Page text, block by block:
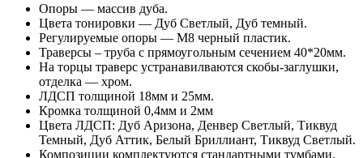
Опоры — массив дуба.
Цвета тонировки — Дуб Светлый, Дуб темный.
Регулируемые опоры — М8 черный пластик.
Траверсы – труба с прямоугольным сечением 40*20мм.
На торцы траверс устранавилваются скобы-заглушки,
отделка — хром.
ЛДСП толщиной 18мм и 25мм.
Кромка толщиной 0,4мм и 2мм
Цвета ЛДСП: Дуб Аризона, Денвер Светлый, Тиквуд
Темный, Дуб Аттик, Белый Бриллиант, Тиквуд Светлый.
Композиции комплектуются стандартными тумбами,